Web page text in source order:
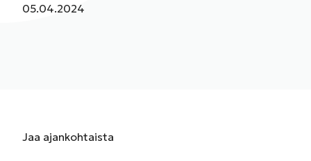
Julkaistu:
05.04.2024
Jaa ajankohtaista